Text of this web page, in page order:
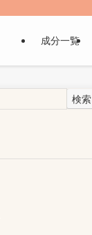
成分一覧
検索